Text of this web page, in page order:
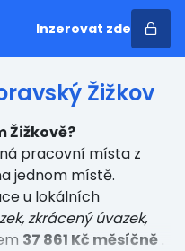
Inzerovat zde
Žižkov
Žižkově?
pracovní místa z
jednom místě.
u lokálních
zkrácený úvazek,
37 861 Kč měsíčně .